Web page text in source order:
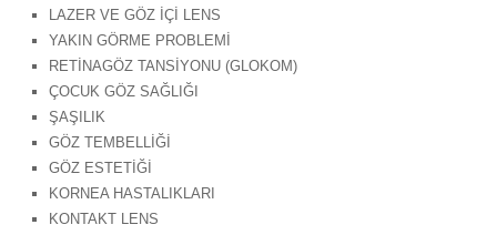
LAZER VE GÖZ İÇİ LENS
YAKIN GÖRME PROBLEMİ
RETİNAGÖZ TANSİYONU (GLOKOM)
ÇOCUK GÖZ SAĞLIĞI
ŞAŞILIK
GÖZ TEMBELLİĞİ
GÖZ ESTETİĞİ
KORNEA HASTALIKLARI
KONTAKT LENS